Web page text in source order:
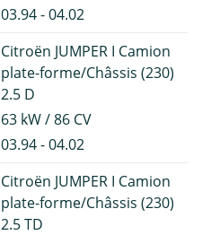
03.94 - 04.02
Citroën JUMPER I Camion
plate-forme/Châssis (230)
2.5 D
63 kW / 86 CV
03.94 - 04.02
Citroën JUMPER I Camion
plate-forme/Châssis (230)
2.5 TD